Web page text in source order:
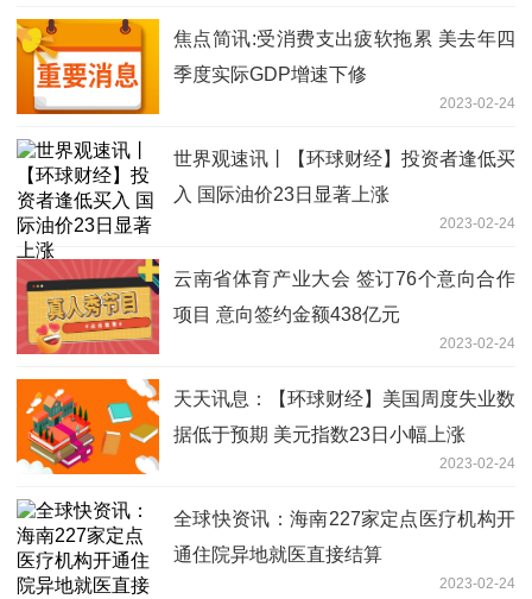
焦点简讯:受消费支出疲软拖累 美去年四
季度实际GDP增速下修
2023-02-24
世界观速讯丨【环球财经】投资者逢低买
入 国际油价23日显著上涨
2023-02-24
云南省体育产业大会 签订76个意向合作
项目 意向签约金额438亿元
2023-02-24
天天讯息：【环球财经】美国周度失业数
据低于预期 美元指数23日小幅上涨
2023-02-24
全球快资讯：海南227家定点医疗机构开
通住院异地就医直接结算
2023-02-24